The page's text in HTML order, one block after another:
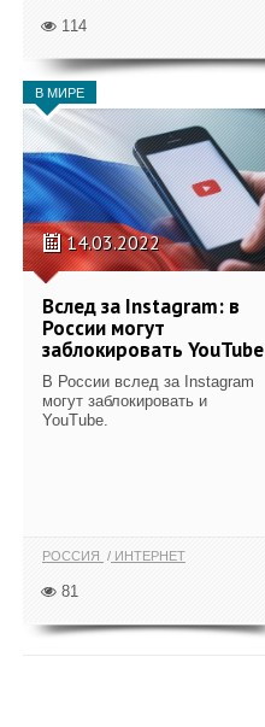
114
В МИРЕ
14.03.2022
Вслед за Instagram: в
России могут
заблокировать YouTube
В России вслед за Instagram
могут заблокировать и
YouTube.
РОССИЯ ИНТЕРНЕТ
81